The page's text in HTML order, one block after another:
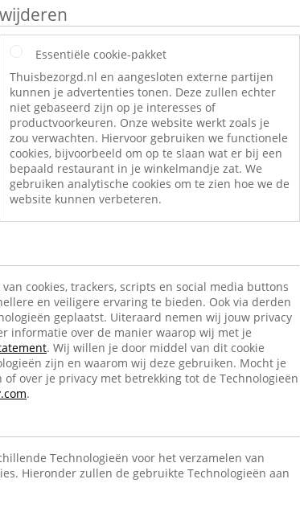
Essentiële cookie-pakket
Thuisbezorgd.nl en aangesloten externe partijen
kunnen je advertenties tonen. Deze zullen echter
niet gebaseerd zijn op je interesses of
productvoorkeuren. Onze website werkt zoals je
zou verwachten. Hiervoor gebruiken we functionele
cookies, bijvoorbeeld om op te slaan wat er bij een
bepaald restaurant in je winkelmandje zat. We
gebruiken analytische cookies om te zien hoe we de
website kunnen verbeteren.
cookies, trackers, scripts en social media buttons
en veiligere ervaring te bieden. Ook via derden
geplaatst. Uiteraard nemen wij jouw privacy
informatie over de manier waarop wij met je
. Wij willen je door middel van dit cookie
zijn en waarom wij deze gebruiken. Mocht je
over je privacy met betrekking tot de Technologieën
.
Technologieën voor het verzamelen van
Hieronder zullen de gebruikte Technologieën aan